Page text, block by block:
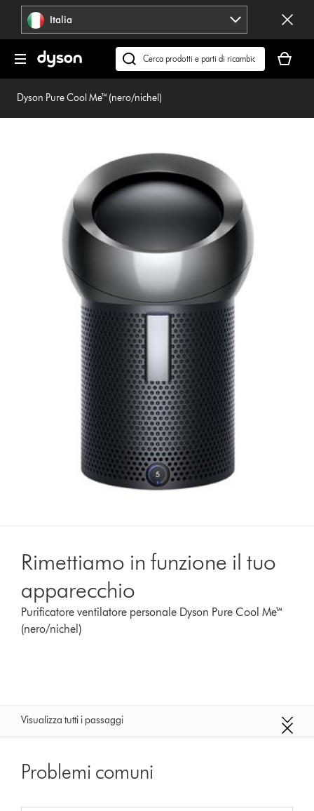
navigazione Italia
Cerca
su
dyson.it
carrello
è
Dyson Pure Cool Me™ (nero/nichel)
Rimettiamo in funzione il tuo
apparecchio
Purificatore ventilatore personale Dyson Pure Cool Me™
(nero/nichel)
Visualizza tutti i passaggi
Problemi comuni